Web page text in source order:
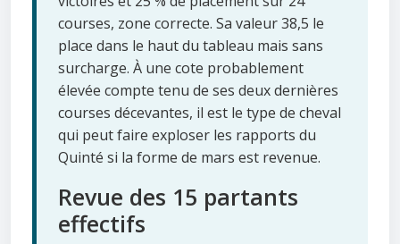
courses, zone correcte. Sa valeur 38,5 le
place dans le haut du tableau mais sans
surcharge. À une cote probablement
élevée compte tenu de ses deux dernières
courses décevantes, il est le type de cheval
qui peut faire exploser les rapports du
Quinté si la forme de mars est revenue.
Revue des 15 partants
effectifs